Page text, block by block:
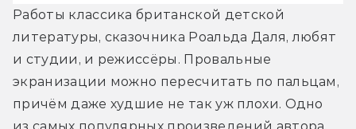
Работы классика британской детской
литературы, сказочника Роальда Даля, любят
и студии, и режиссёры. Провальные
экранизации можно пересчитать по пальцам,
причём даже худшие не так уж плохи. Одно
из самых популярных произведений автора,